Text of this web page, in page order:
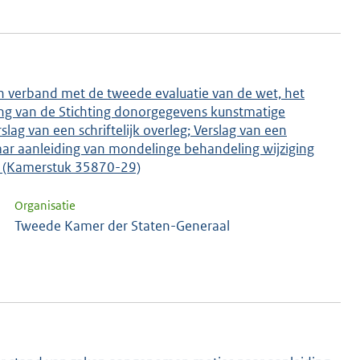
met de tweede evaluatie van de wet, het
van de Stichting donorgegevens kunstmatige
van een schriftelijk overleg; Verslag van een
aanleiding van mondelinge behandeling wijziging
35870-29)
Organisatie
Tweede Kamer der Staten-Generaal